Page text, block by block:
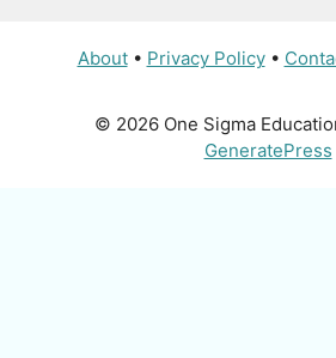
About• Privacy Policy•
© 2026 One Sigma
GeneratePress